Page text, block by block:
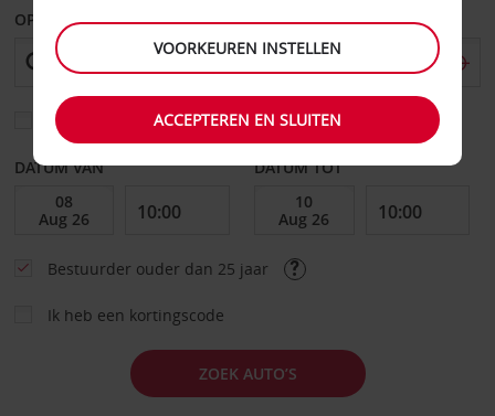
OPHALEN OP
Kies een ander afleverpunt
DATUM VAN DATUM TOT
Bestuurder ouder dan 25 jaar
Ik heb een kortingscode
ZOEK AUTO’S
VOORKEUREN INSTELLEN
ACCEPTEREN EN SLUITEN